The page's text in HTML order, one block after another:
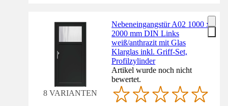
8 VARIANTEN
Nebeneingangstür A02 1000 x
2000 mm DIN Links
weiß/anthrazit mit Glas
Klarglas inkl. Griff-Set,
Profilzylinder
Artikel wurde noch nicht
bewertet.